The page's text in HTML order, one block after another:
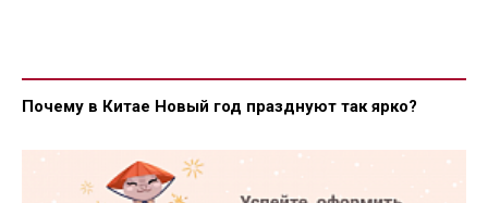
Почему в Китае Новый год празднуют так ярко?